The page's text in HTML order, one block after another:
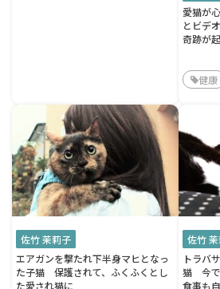
愛猫が
とビデ
奇跡が
健康
佐竹 茉莉子
エアガンを撃たれ下半身マヒとなっ
た子猫 保護されて、ふくふくとし
た愛され猫に
佐竹
トラバ
猫 今で
食事も